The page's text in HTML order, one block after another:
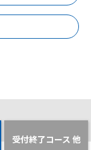
受付終了コース 他